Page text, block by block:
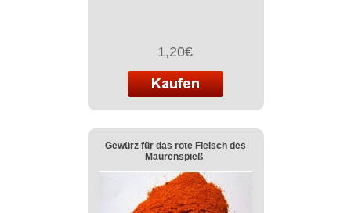
1,20€
Gewürz für das rote Fleisch des
Maurenspieß